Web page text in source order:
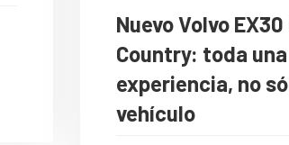
Nuevo Volvo
Country: toda una
experiencia, no
vehículo